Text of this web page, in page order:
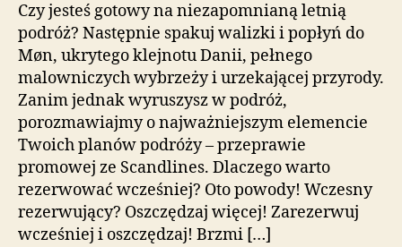
Czy jesteś gotowy na niezapomnianą letnią
podróż? Następnie spakuj walizki i popłyń do
Møn, ukrytego klejnotu Danii, pełnego
malowniczych wybrzeży i urzekającej przyrody.
Zanim jednak wyruszysz w podróż,
porozmawiajmy o najważniejszym elemencie
Twoich planów podróży – przeprawie
promowej ze Scandlines. Dlaczego warto
rezerwować wcześniej? Oto powody! Wczesny
rezerwujący? Oszczędzaj więcej! Zarezerwuj
wcześniej i oszczędzaj! Brzmi […]